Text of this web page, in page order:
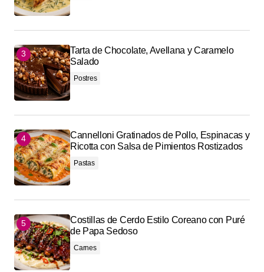
Tarta de Chocolate, Avellana y Caramelo
Salado
Postres
Cannelloni Gratinados de Pollo, Espinacas y
Ricotta con Salsa de Pimientos Rostizados
Pastas
Costillas de Cerdo Estilo Coreano con Puré
de Papa Sedoso
Carnes